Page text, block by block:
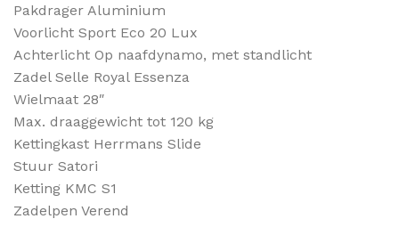
Pakdrager Aluminium
Voorlicht Sport Eco 20 Lux
Achterlicht Op naafdynamo, met standlicht
Zadel Selle Royal Essenza
Wielmaat 28″
Max. draaggewicht tot 120 kg
Kettingkast Herrmans Slide
Stuur Satori
Ketting KMC S1
Zadelpen Verend